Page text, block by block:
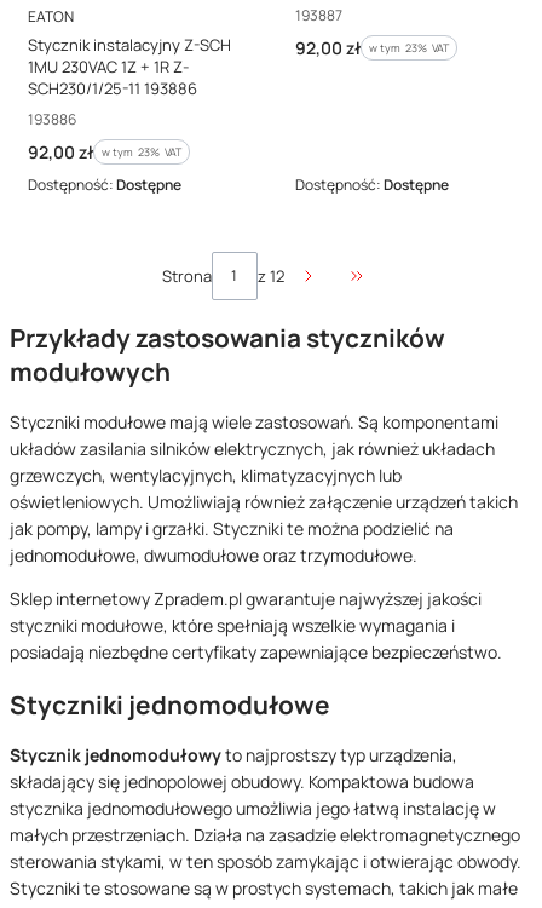
PRODUCENT
EATON
Stycznik instalacyjny Z-SCH
1MU 230VAC 1Z + 1R Z-
SCH230/1/25-11 193886
Kod producenta
193886
Cena brutto
92,00 zł w tym %s VAT
w tym 23% VAT
Dostępność:Dostępne
Kod producenta
193887
Cena brutto
92,00 zł w tym %s VAT
w tym 23% VAT
Dostępność:Dostępne
Strona z 12
Przejdź do ostatniej
Przykłady zastosowania styczników
modułowych
Styczniki modułowe mają wiele zastosowań. Są komponentami
układów zasilania silników elektrycznych, jak również układach
grzewczych, wentylacyjnych, klimatyzacyjnych lub
oświetleniowych. Umożliwiają również załączenie urządzeń takich
jak pompy, lampy i grzałki. Styczniki te można podzielić na
jednomodułowe, dwumodułowe oraz trzymodułowe.
Sklep internetowy Zpradem.pl gwarantuje najwyższej jakości
styczniki modułowe, które spełniają wszelkie wymagania i
posiadają niezbędne certyfikaty zapewniające bezpieczeństwo.
Styczniki jednomodułowe
Stycznik jednomodułowyto najprostszy typ urządzenia,
składający się jednopolowej obudowy. Kompaktowa budowa
stycznika jednomodułowego umożliwia jego łatwą instalację w
małych przestrzeniach. Działa na zasadzie elektromagnetycznego
sterowania stykami, w ten sposób zamykając i otwierając obwody.
Styczniki te stosowane są w prostych systemach, takich jak małe